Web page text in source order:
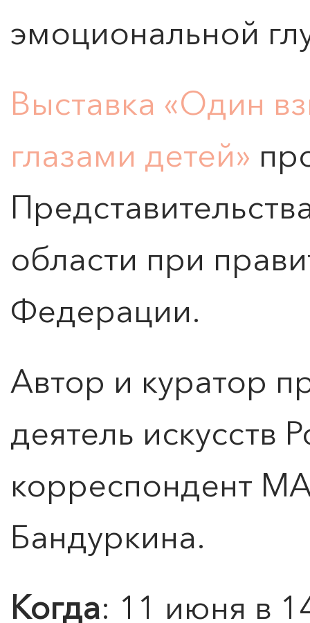
эмоциональной
Выставка «Один
глазами детей»
области при
Федерации.
Автор и куратор
деятель искусств
корреспондент
Бандуркина.
Когда: 11 июня в
ЧТО ЗНАЕТ О ЛЮБВИ